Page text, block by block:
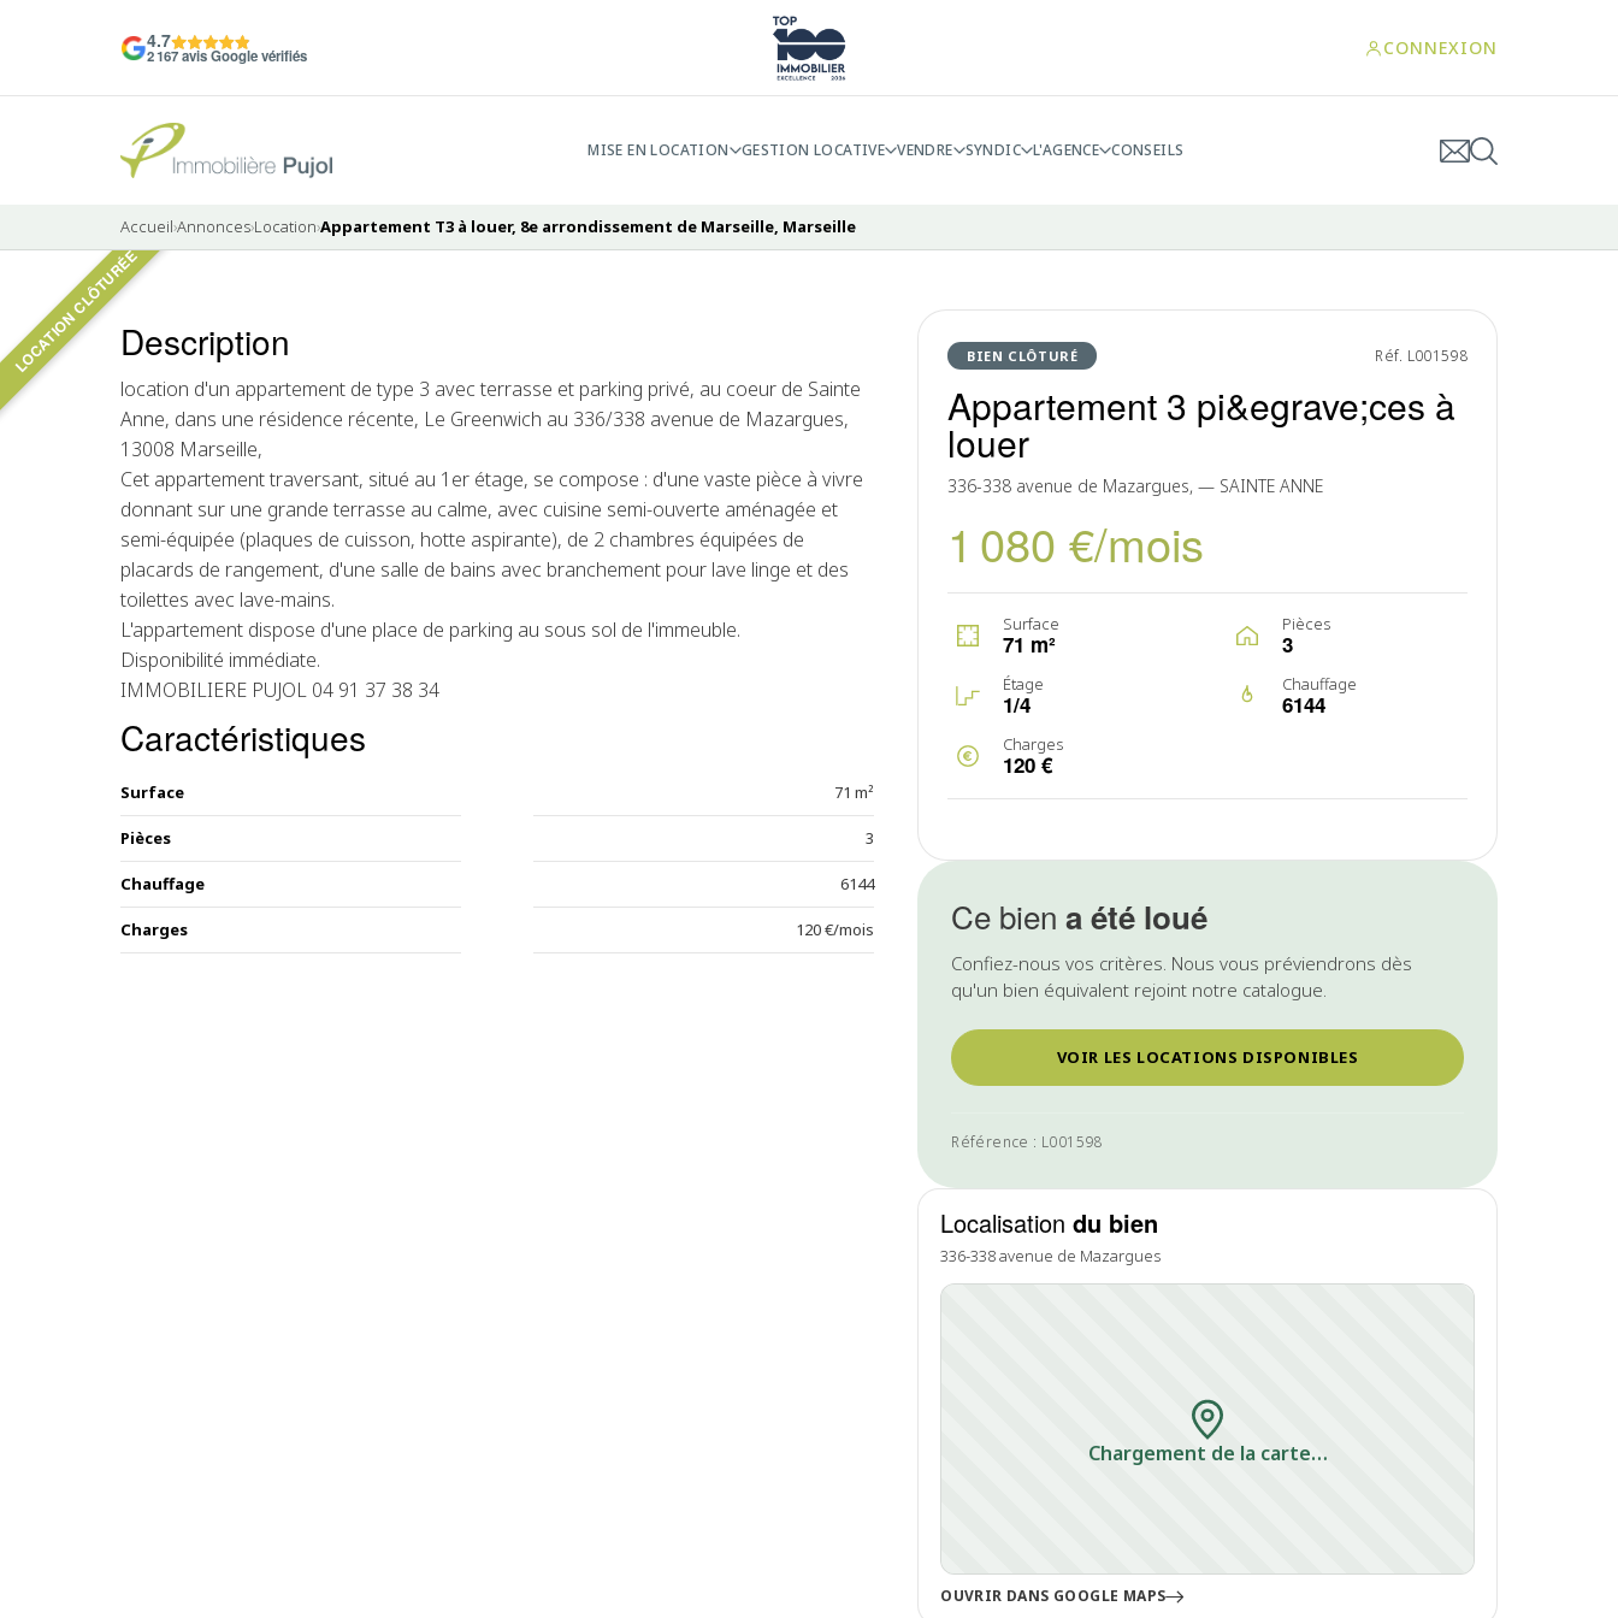
4.7
2 167 avis Google vérifiés CONNEXION
MISE EN LOCATION GESTION LOCATIVE VENDRE SYNDIC L'AGENCE CONSEILS
Accueil›Annonces›Location›Appartement T3 à louer, 8e arrondissement de Marseille, Marseille
LOCATION CLÔTURÉE BIEN CLÔTURÉ Réf. L001598
Appartement 3 pi&egrave;ces à
louer
336-338 avenue de Mazargues, — SAINTE ANNE
1 080 €/mois
Surface
71 m²
Pièces
3
Étage
1/4
Chauffage
6144
Charges
120 €
Ce biena été loué
Confiez-nous vos critères. Nous vous préviendrons dès
qu'un bien équivalent rejoint notre catalogue.
VOIR LES LOCATIONS DISPONIBLES
Référence : L001598
Localisationdu bien
336-338 avenue de Mazargues
Chargement de la carte…
OUVRIR DANS GOOGLE MAPS
LOUÉ
Description
location d'un appartement de type 3 avec terrasse et parking privé, au coeur de Sainte
Anne, dans une résidence récente, Le Greenwich au 336/338 avenue de Mazargues,
13008 Marseille,
Cet appartement traversant, situé au 1er étage, se compose : d'une vaste pièce à vivre
donnant sur une grande terrasse au calme, avec cuisine semi-ouverte aménagée et
semi-équipée (plaques de cuisson, hotte aspirante), de 2 chambres équipées de
placards de rangement, d'une salle de bains avec branchement pour lave linge et des
toilettes avec lave-mains.
L'appartement dispose d'une place de parking au sous sol de l'immeuble.
Disponibilité immédiate.
IMMOBILIERE PUJOL 04 91 37 38 34
Caractéristiques
Surface 71 m²
Pièces 3
Chauffage 6144
Charges 120 €/mois